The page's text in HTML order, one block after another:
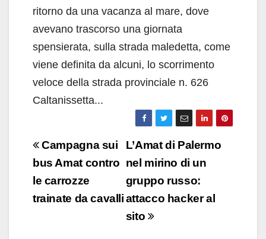
ritorno da una vacanza al mare, dove
avevano trascorso una giornata
spensierata, sulla strada maledetta, come
viene definita da alcuni, lo scorrimento
veloce della strada provinciale n. 626
Caltanissetta...
Navigazione
articoli
L’Amat di Palermo
nel mirino di un
gruppo russo:
attacco hacker al
sito
Campagna sui
bus Amat contro
le carrozze
trainate da cavalli